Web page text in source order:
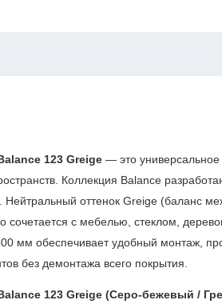
123 Greige — это
Коллекция Balance
оттенок Greige (баланс
сочетается с мебелью, стеклом,
мм обеспечивает удобный монтаж,
без демонтажа всего покрытия.
123 Greige (Серо-бежевый /